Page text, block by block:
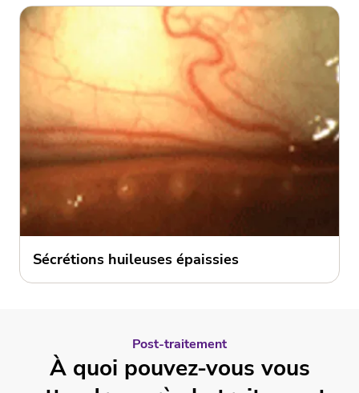
Sécrétions huileuses épaissies
Post-traitement
À quoi pouvez-vous vous